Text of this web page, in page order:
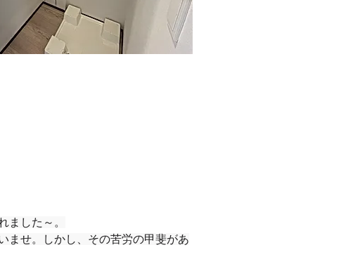
ました～。
ませ。しかし、その苦労の甲斐があ